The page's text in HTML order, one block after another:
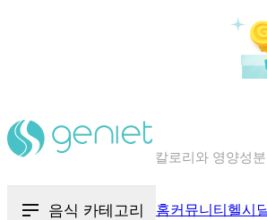
혈당 · 다이어트
음식 카테고리 홈커뮤니티 헬시